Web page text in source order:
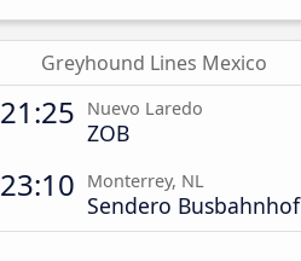
Greyhound Lines Mexico
21:25 Nuevo Laredo
ZOB
23:10 Monterrey, NL
Sendero Busbahnhof